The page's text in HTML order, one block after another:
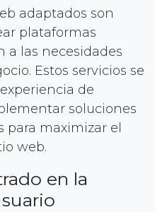
adaptados son
plataformas
a las necesidades
Estos servicios se
de
soluciones
maximizar el
web.
en la